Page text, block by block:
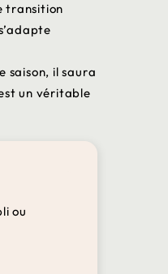
transition
saison, il saura
un véritable
ou